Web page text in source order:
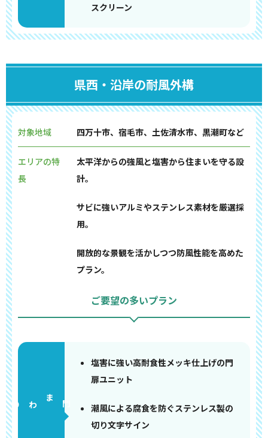
スクリーン
県西・沿岸の耐風外構
対象地域 四万十市、宿毛市、土佐清水市、黒潮町など
エリアの特
長
太平洋からの強風と塩害から住まいを守る設
計。
サビに強いアルミやステンレス素材を厳選採
用。
開放的な景観を活かしつつ防風性能を高めた
プラン。
ご要望の多いプラン
門まわり
塩害に強い高耐食性メッキ仕上げの門
扉ユニット
潮風による腐食を防ぐステンレス製の
切り文字サイン